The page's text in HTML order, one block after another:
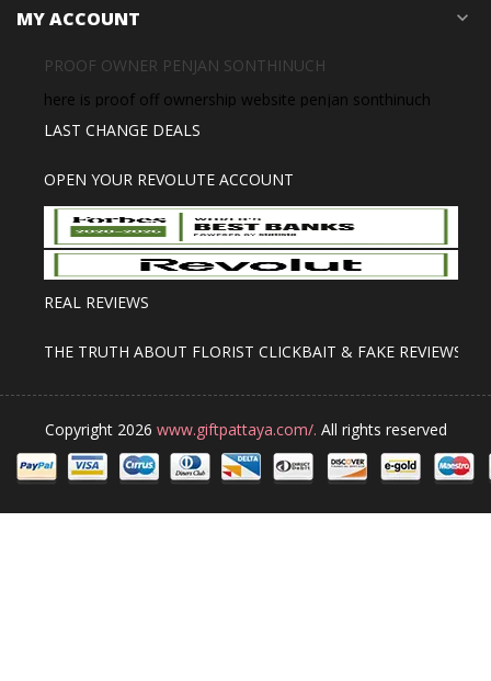
MY ACCOUNT expand_more
PROOF OWNER PENJAN SONTHINUCH
here is proof off ownership website penjan sonthinuch
LAST CHANGE DEALS
OPEN YOUR REVOLUTE ACCOUNT
REAL REVIEWS
THE TRUTH ABOUT FLORIST CLICKBAIT & FAKE REVIEWS
Copyright 2026 www.giftpattaya.com/. All rights reserved